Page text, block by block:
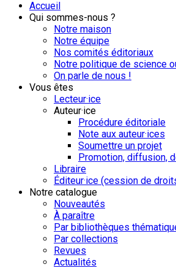
Accueil
Qui sommes-nous ?
Notre maison
Notre équipe
Nos comités éditoriaux
Notre politique de science
On parle de nous !
Vous êtes
Lecteur·ice
Auteur·ice
Procédure éditoriale
Note aux auteur·ices
Soumettre un projet
Promotion, diffusion,
Libraire
Éditeur·ice (cession de
Notre catalogue
Nouveautés
À paraître
Par bibliothèques
Par collections
Revues
Actualités